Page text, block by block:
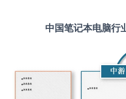
中国笔记本电脑行